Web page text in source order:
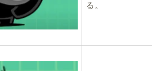
る。